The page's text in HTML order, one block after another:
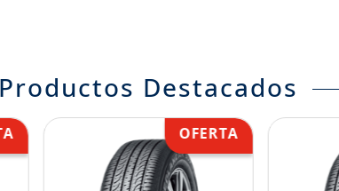
Productos Destacados